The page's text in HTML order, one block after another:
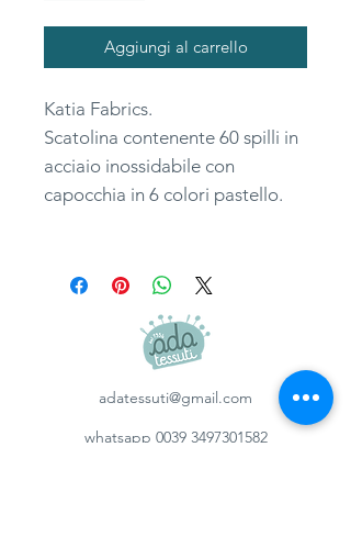
Aggiungi al carrello
Katia Fabrics.
Scatolina contenente 60 spilli in
acciaio inossidabile con
capocchia in 6 colori pastello.
adatessuti@gmail.com
whatsapp 0039 3497301582